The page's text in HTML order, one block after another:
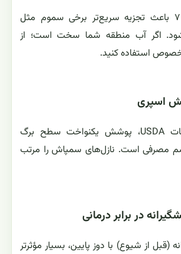
آب با pH بالای ۷ باعث تجزیه سریع‌تر برخی سموم مثل
اگر آب منطقه شما سخت است؛ از
استفاده کنید.
بر اساس تحقیقات USDA، پوشش یکنواخت سطح برگ
مصرفی است. نازل‌های سمپاش را مرتب
(قبل از شیوع) با دوز پایین، بسیار مؤثرتر